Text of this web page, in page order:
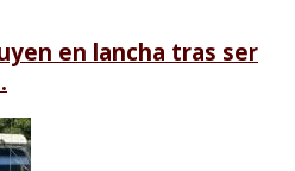
en lancha tras ser